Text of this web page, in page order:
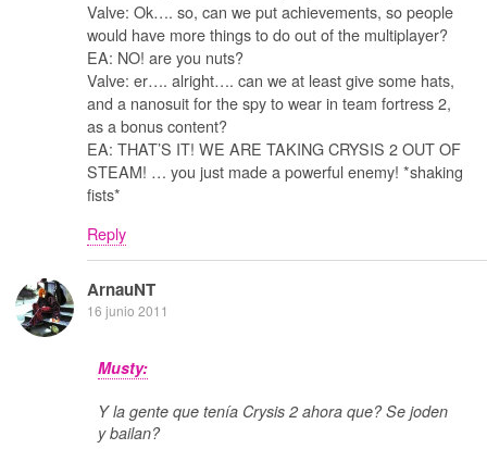
Valve: Ok…. so, can we put achievements, so people
would have more things to do out of the multiplayer?
EA: NO! are you nuts?
Valve: er…. alright…. can we at least give some hats,
and a nanosuit for the spy to wear in team fortress 2,
as a bonus content?
EA: THAT’S IT! WE ARE TAKING CRYSIS 2 OUT OF
STEAM! … you just made a powerful enemy! *shaking
fists*
Reply
ArnauNT
16 junio 2011
Musty:
Y la gente que tenía Crysis 2 ahora que? Se joden
y bailan?